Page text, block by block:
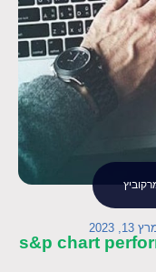
13, 2023
s&p chart